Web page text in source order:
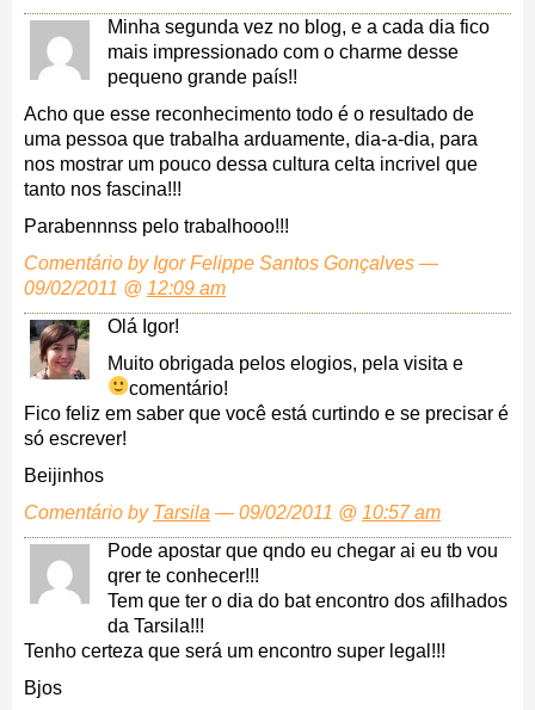
Minha segunda vez no blog, e a cada dia fico
mais impressionado com o charme desse
pequeno grande país!!
Acho que esse reconhecimento todo é o resultado de
uma pessoa que trabalha arduamente, dia-a-dia, para
nos mostrar um pouco dessa cultura celta incrivel que
tanto nos fascina!!!
Parabennnss pelo trabalhooo!!!
Comentário by Igor Felippe Santos Gonçalves —
09/02/2011 @ 12:09 am
Olá Igor!
Muito obrigada pelos elogios, pela visita e
comentário!
Fico feliz em saber que você está curtindo e se precisar é
só escrever!
Beijinhos
Comentário by Tarsila — 09/02/2011 @ 10:57 am
Pode apostar que qndo eu chegar ai eu tb vou
qrer te conhecer!!!
Tem que ter o dia do bat encontro dos afilhados
da Tarsila!!!
Tenho certeza que será um encontro super legal!!!
Bjos